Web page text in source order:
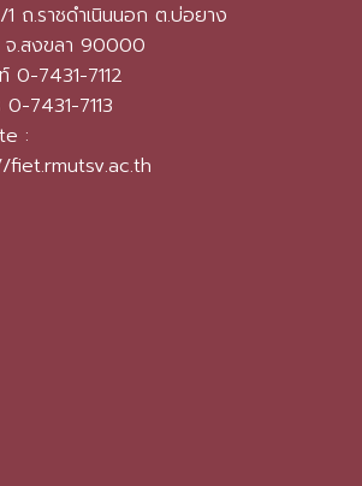
1 ถ.ราชดำเนินนอก ต.บ่อยาง
จ.สงขลา 90000
0-7431-7112
0-7431-7113
: